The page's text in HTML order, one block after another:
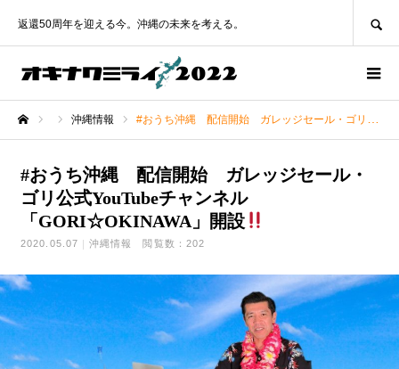
返還50周年を迎える今。沖縄の未来を考える。
沖縄情報 #おうち沖縄 配信開始 ガレッジセール・ゴリ公式YouTubeチャンネル「GORI☆OKINAWA」開設
#おうち沖縄 配信開始 ガレッジセール・
ゴリ公式YouTubeチャンネル
「GORI☆OKINAWA」開設
2020.05.07 沖縄情報 閲覧数：202